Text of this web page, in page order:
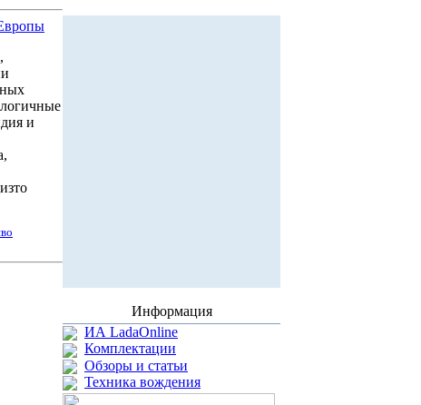
и
Информация
ИА LadaOnline
Комплектации
Обзоры и статьи
Техника вождения